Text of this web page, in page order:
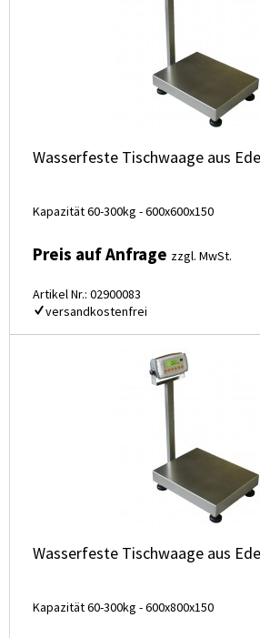
Wasserfeste Tischwaage aus
Kapazität 60-300kg - 600x600x150
Preis auf Anfrage zzgl. MwSt.
Artikel Nr.: 02900083
versandkostenfrei
Wasserfeste Tischwaage aus
Kapazität 60-300kg - 600x800x150